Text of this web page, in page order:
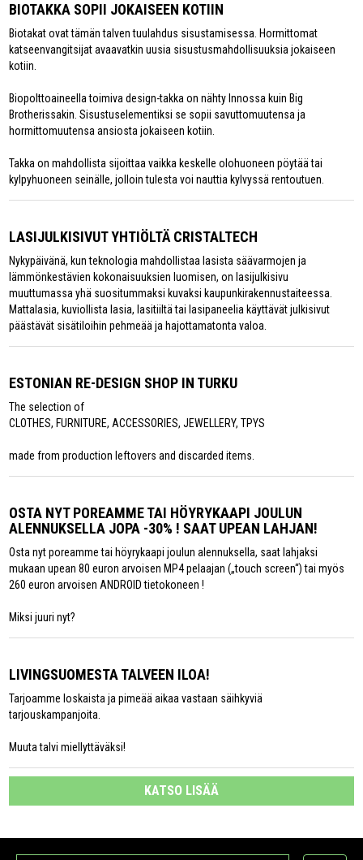
BIOTAKKA SOPII JOKAISEEN KOTIIN
Biotakat ovat tämän talven tuulahdus sisustamisessa. Hormittomat
katseenvangitsijat avaavatkin uusia sisustusmahdollisuuksia jokaiseen
kotiin.
Biopolttoaineella toimiva design-takka on nähty Innossa kuin Big
Brotherissakin. Sisustuselementiksi se sopii savuttomuutensa ja
hormittomuutensa ansiosta jokaiseen kotiin.
Takka on mahdollista sijoittaa vaikka keskelle olohuoneen pöytää tai
kylpyhuoneen seinälle, jolloin tulesta voi nauttia kylvyssä rentoutuen.
LASIJULKISIVUT YHTIÖLTÄ CRISTALTECH
Nykypäivänä, kun teknologia mahdollistaa lasista säävarmojen ja
lämmönkestävien kokonaisuuksien luomisen, on lasijulkisivu
muuttumassa yhä suositummaksi kuvaksi kaupunkirakennustaiteessa.
Mattalasia, kuviollista lasia, lasitiiltä tai lasipaneelia käyttävät julkisivut
päästävät sisätiloihin pehmeää ja hajottamatonta valoa.
ESTONIAN RE-DESIGN SHOP IN TURKU
The selection of
CLOTHES, FURNITURE, ACCESSORIES, JEWELLERY, TPYS
made from production leftovers and discarded items.
OSTA NYT POREAMME TAI HÖYRYKAAPI JOULUN
ALENNUKSELLA JOPA -30% ! SAAT UPEAN LAHJAN!
Osta nyt poreamme tai höyrykaapi joulun alennuksella, saat lahjaksi
mukaan upean 80 euron arvoisen MP4 pelaajan („touch screen“) tai myös
260 euron arvoisen ANDROID tietokoneen !
Miksi juuri nyt?
LIVINGSUOMESTA TALVEEN ILOA!
Tarjoamme loskaista ja pimeää aikaa vastaan säihkyviä
tarjouskampanjoita.
Muuta talvi miellyttäväksi!
KATSO LISÄÄ